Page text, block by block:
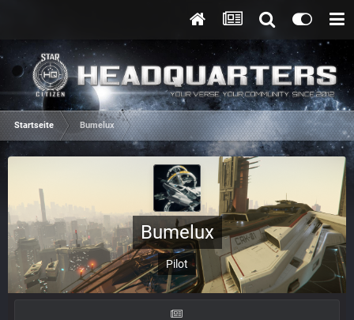
Startseite Bumelux
Bumelux
Pilot